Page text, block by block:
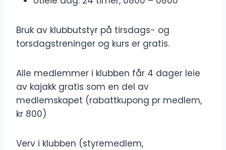
Bruk av klubbutstyr på tirsdags- og
torsdagstreninger og kurs er gratis.
Alle medlemmer i klubben får 4 dager leie
av kajakk gratis som en del av
medlemskapet (rabattkupong pr medlem,
kr 800)
Verv i klubben (styremedlem,